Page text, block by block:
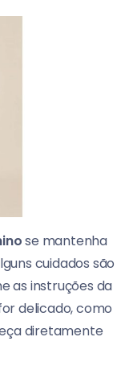
se mantenha
cuidados são
as instruções da
delicado, como
diretamente